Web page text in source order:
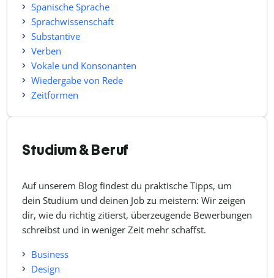
Spanische Sprache
Sprachwissenschaft
Substantive
Verben
Vokale und Konsonanten
Wiedergabe von Rede
Zeitformen
Studium & Beruf
Auf unserem Blog findest du praktische Tipps, um
dein Studium und deinen Job zu meistern: Wir zeigen
dir, wie du richtig zitierst, überzeugende Bewerbungen
schreibst und in weniger Zeit mehr schaffst.
Business
Design